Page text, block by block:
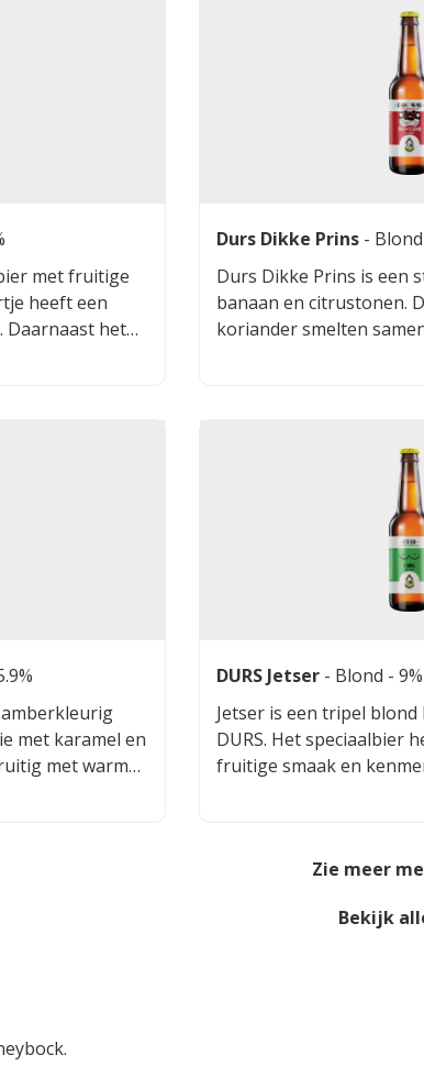
met fruitige
heeft een
Daarnaast het
Durs Dikke Prins - Blond
Durs Dikke Prins is een
banaan en citrustonen.
koriander smelten
met karamel en
met warme
DURS Jetser - Blond - 9%
Jetser is een tripel
DURS. Het speciaalbier
fruitige smaak en
frisse nasmaak.Zie meer
Bekijk